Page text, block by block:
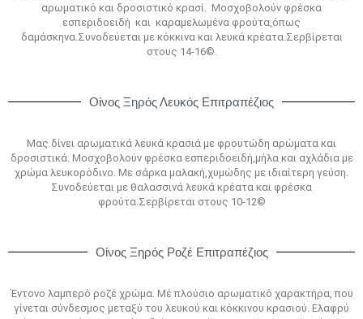
αρωματικό και δροσιστικό κρασί. Μοσχοβολούν φρέσκα
εσπεριδοειδή και καραμελωμένα φρούτα,όπως
δαμάσκηνα.Συνοδεύεται με κόκκινα και λευκά κρέατα.Σερβίρεται
στους 14-16©.
Οίνος Ξηρός Λευκός Επιτραπέζιος
Μας δίνει αρωματικά λευκά κρασιά με φρουτώδη αρώματα και
δροσιστικά. Μοσχοβολούν φρέσκα εσπεριδοειδή,μήλα και αχλάδια με
χρώμα λευκορόδινο. Με σάρκα μαλακή,χυμώδης με ιδιαίτερη γεύση.
Συνοδεύεται με θαλασσινά λευκά κρέατα και φρέσκα
φρούτα.Σερβίρεται στους 10-12©
Οίνος Ξηρός Ροζέ Επιτραπέζιος
Έντονο λαμπερό ροζέ χρώμα. Μέ πλούσιο αρωματικό χαρακτήρα, που
γίνεται σύνδεσμος μεταξύ του λευκού και κόκκινου κρασιού. Ελαφρύ